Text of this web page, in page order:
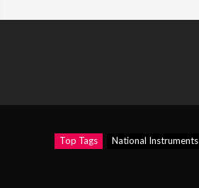
Top Tags National Instruments